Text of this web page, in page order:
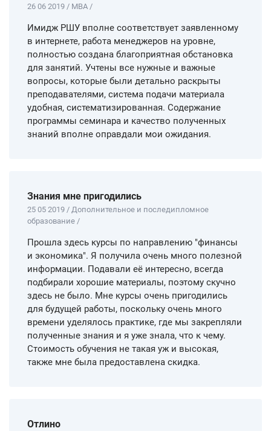
26 06 2019 / MBA /
Имидж РШУ вполне соответствует заявленному
в интернете, работа менеджеров на уровне,
полностью создана благоприятная обстановка
для занятий. Учтены все нужные и важные
вопросы, которые были детально раскрыты
преподавателями, система подачи материала
удобная, систематизированная. Содержание
программы семинара и качество полученных
знаний вполне оправдали мои ожидания.
Знания мне пригодились
25 05 2019 / Дополнительное и последипломное
образование /
Прошла здесь курсы по направлению "финансы
и экономика". Я получила очень много полезной
информации. Подавали её интересно, всегда
подбирали хорошие материалы, поэтому скучно
здесь не было. Мне курсы очень пригодились
для будущей работы, поскольку очень много
времени уделялось практике, где мы закрепляли
полученные знания и я уже знала, что к чему.
Стоимость обучения не такая уж и высокая,
также мне была предоставлена скидка.
Отлино